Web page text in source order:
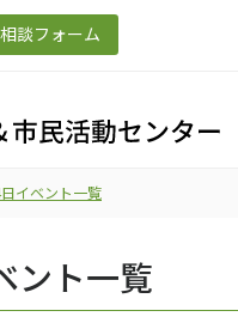
相談フォーム
イベント一覧
ント一覧